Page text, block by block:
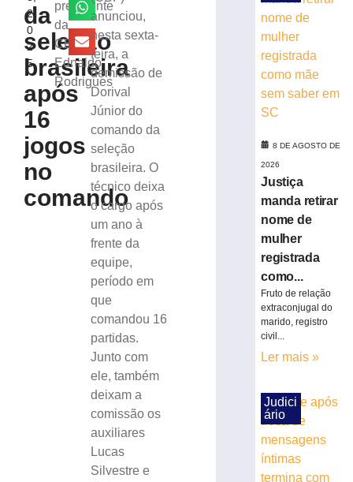
2
0
2
5
da
seleção
brasileira
após
16
jogos
no
comando
presidente
da
CBF,
Ednaldo
Rodrigues
anunciou,
nesta sexta-
feira, a
demissão de
Dorival
Júnior do
comando da
seleção
brasileira. O
técnico deixa
o cargo após
um ano à
frente da
equipe,
período em
que
comandou 16
partidas.
Junto com
ele, também
deixam a
comissão os
auxiliares
Lucas
Silvestre e
Campeonato
Catarinense
agosto
Serra
Rastro
será
interditada
neste
sábado
corrida
noturna
agosto
8 DE AGOSTO DE
2026
Justiça
manda retirar
nome de
mulher
registrada
como...
Fruto de relação
extraconjugal do
marido, registro
civil...
Ler mais »
Judici
ário